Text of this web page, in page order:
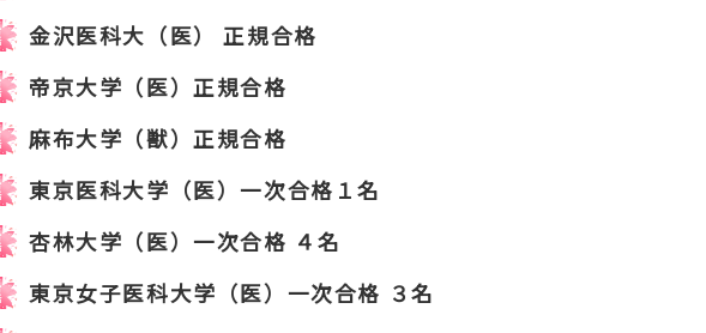
金沢医科大（医） 正規合格
帝京大学（医）正規合格
麻布大学（獣）正規合格
東京医科大学（医）一次合格１名
杏林大学（医）一次合格 ４名
東京女子医科大学（医）一次合格 ３名